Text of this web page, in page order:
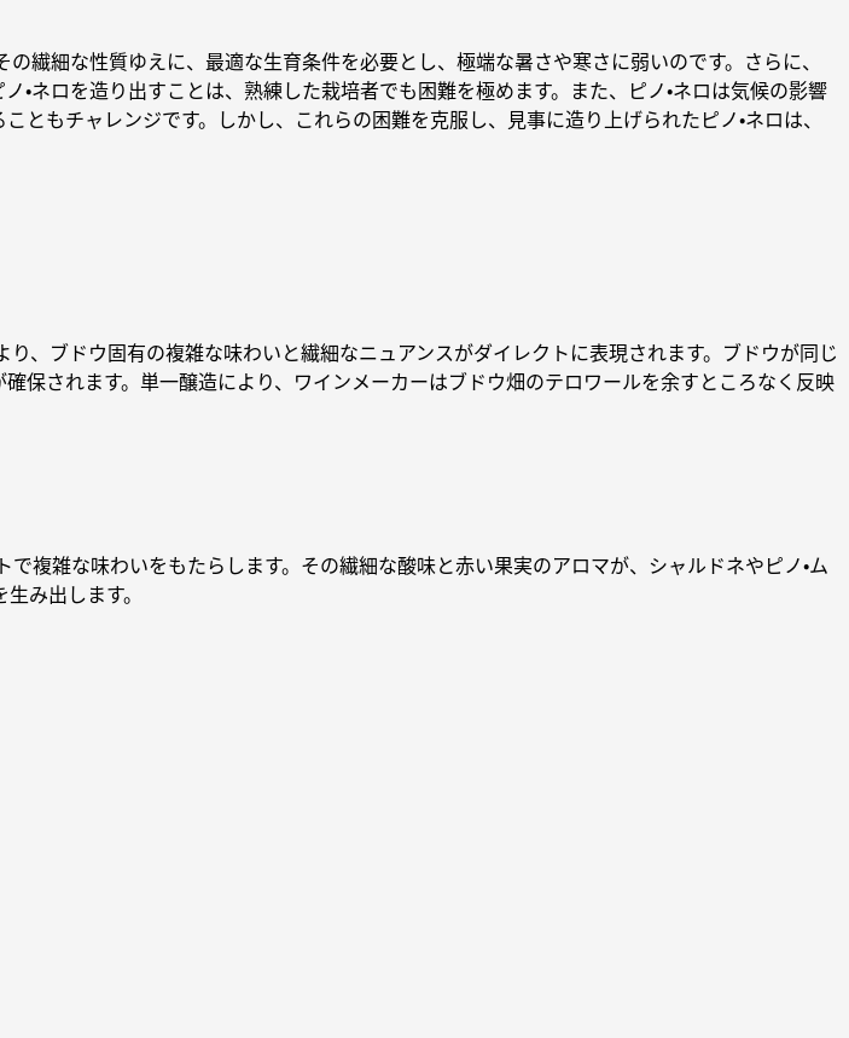
の繊細な性質ゆえに、最適な生育条件を必要とし、極端な暑さや寒さに弱いのです。さらに、
ネロを造り出すことは、熟練した栽培者でも困難を極めます。また、ピノ・ネロは気候の影響
もチャレンジです。しかし、これらの困難を克服し、見事に造り上げられたピノ・ネロは、
、ブドウ固有の複雑な味わいと繊細なニュアンスがダイレクトに表現されます。ブドウが同じ
保されます。単一醸造により、ワインメーカーはブドウ畑のテロワールを余すところなく反映
で複雑な味わいをもたらします。その繊細な酸味と赤い果実のアロマが、シャルドネやピノ・ム
み出します。